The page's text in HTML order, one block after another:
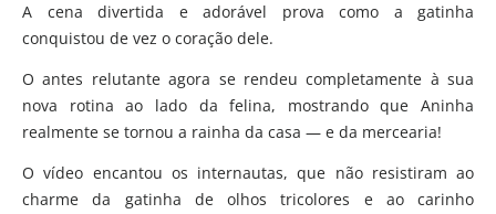
A cena divertida e adorável prova como a gatinha
conquistou de vez o coração dele.
O antes relutante agora se rendeu completamente à sua
nova rotina ao lado da felina, mostrando que Aninha
realmente se tornou a rainha da casa — e da mercearia!
O vídeo encantou os internautas, que não resistiram ao
charme da gatinha de olhos tricolores e ao carinho